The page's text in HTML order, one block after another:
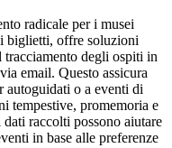
radicale per i musei
biglietti, offre soluzioni
degli ospiti in
email. Questo assicura
autoguidati o a eventi di
tempestive, promemoria e
raccolti possono aiutare
in base alle preferenze